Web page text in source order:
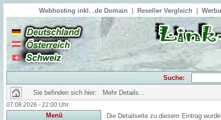
Webhosting inkl. .de Domain Reseller Vergleich
Suche:
Sie befinden sich hier: Mehr Details...
07.08.2026 - 22:00 Uhr
Menü Die Detailseite zu diesem Eintrag